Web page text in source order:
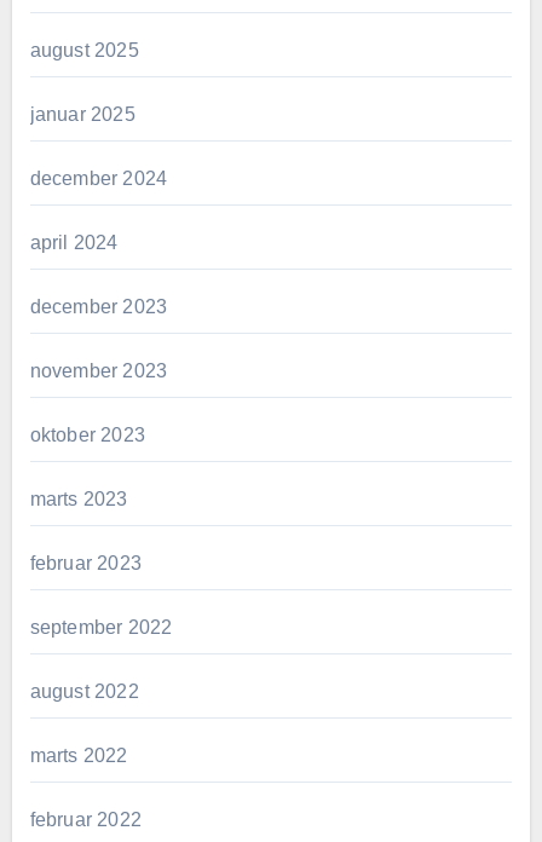
august 2025
januar 2025
december 2024
april 2024
december 2023
november 2023
oktober 2023
marts 2023
februar 2023
september 2022
august 2022
marts 2022
februar 2022